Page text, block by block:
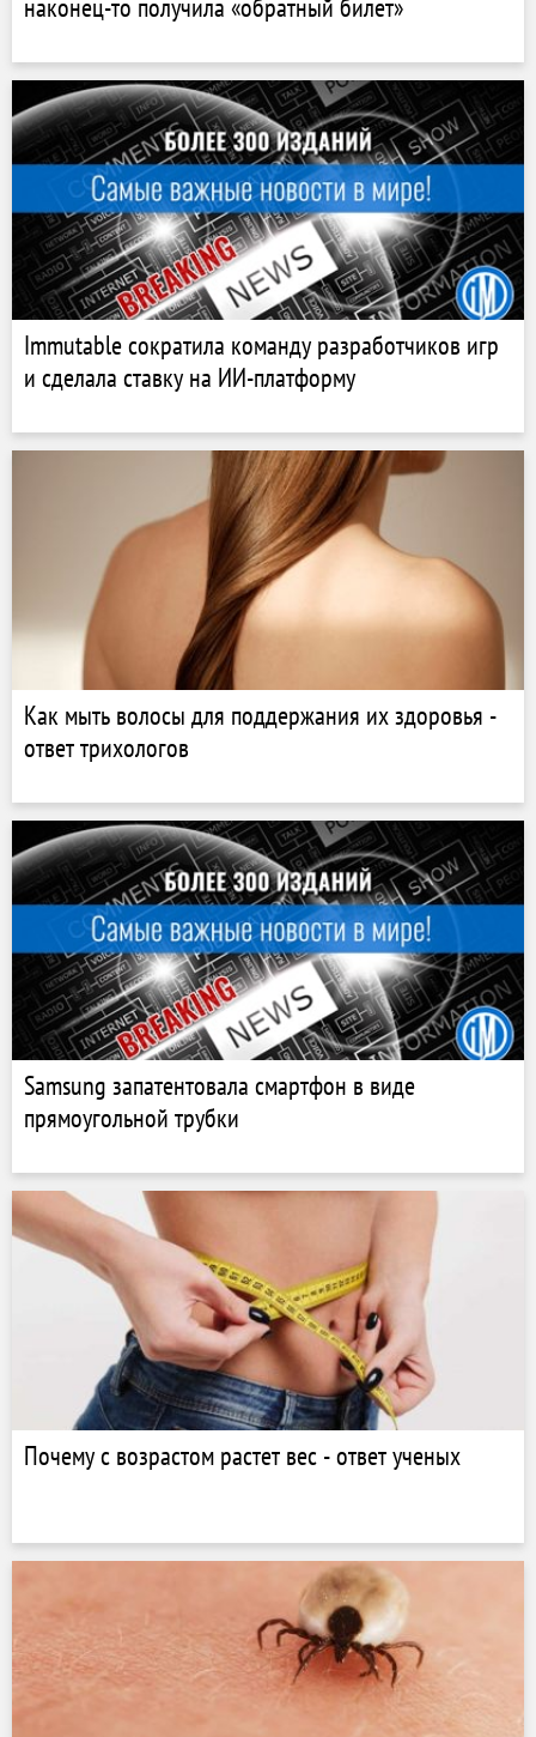
наконец-то получила «обратный билет»
Immutable сократила команду разработчиков игр
и сделала ставку на ИИ-платформу
Как мыть волосы для поддержания их здоровья -
ответ трихологов
Samsung запатентовала смартфон в виде
прямоугольной трубки
Почему с возрастом растет вес - ответ ученых